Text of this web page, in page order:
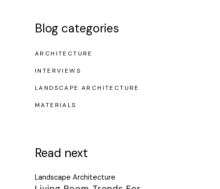
Blog categories
ARCHITECTURE
INTERVIEWS
LANDSCAPE ARCHITECTURE
MATERIALS
Read next
Landscape Architecture